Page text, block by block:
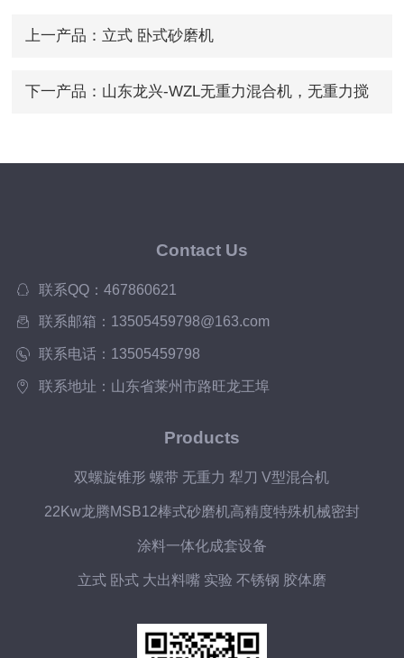
上一产品： 立式 卧式砂磨机
下一产品： 山东龙兴-WZL无重力混合机，无重力搅
Contact Us
联系QQ：467860621
联系邮箱：13505459798@163.com
联系电话：13505459798
联系地址：山东省莱州市路旺龙王埠
Products
双螺旋锥形 螺带 无重力 犁刀 V型混合机
22Kw龙腾MSB12棒式砂磨机高精度特殊机械密封
涂料一体化成套设备
立式 卧式 大出料嘴 实验 不锈钢 胶体磨